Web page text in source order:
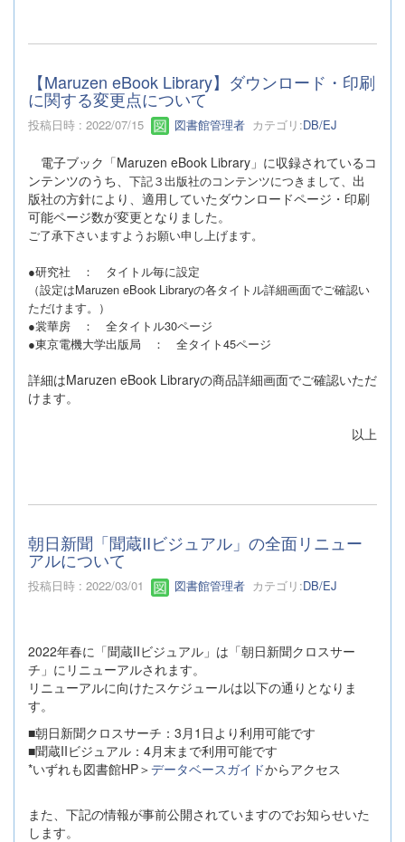
【Maruzen eBook Library】ダウンロード・印刷
に関する変更点について
投稿日時 : 2022/07/15 図書館管理者 カテゴリ:DB/EJ
電子ブック「Maruzen eBook Library」に収録されているコ
ンテンツのうち、 下記３出版社のコンテンツにつきまして、 出
版社の方針により、適用していたダウンロードページ・印刷
可能ページ数が変更となりました。
ご了承下さいますようお願い申し上げます。
●研究社 ： タイトル毎に設定
（設定はMaruzen eBook Libraryの各タイトル詳細画面でご確認い
ただけます。）
●裳華房 ： 全タイトル30ページ
●東京電機大学出版局 ： 全タイト45ページ
詳細はMaruzen eBook Libraryの商品詳細画面でご確認いただ
けます。
以上
朝日新聞「聞蔵IIビジュアル」の全面リニュー
アルについて
投稿日時 : 2022/03/01 図書館管理者 カテゴリ:DB/EJ
2022年春に「聞蔵IIビジュアル」は「朝日新聞クロスサー
チ」にリニューアルされます。
リニューアルに向けたスケジュールは以下の通りとなりま
す。
■朝日新聞クロスサーチ：3月1日より利用可能です
■聞蔵IIビジュアル：4月末まで利用可能です
*いずれも図書館HP＞データベースガイドからアクセス
また、下記の情報が事前公開されていますのでお知らせいた
します。